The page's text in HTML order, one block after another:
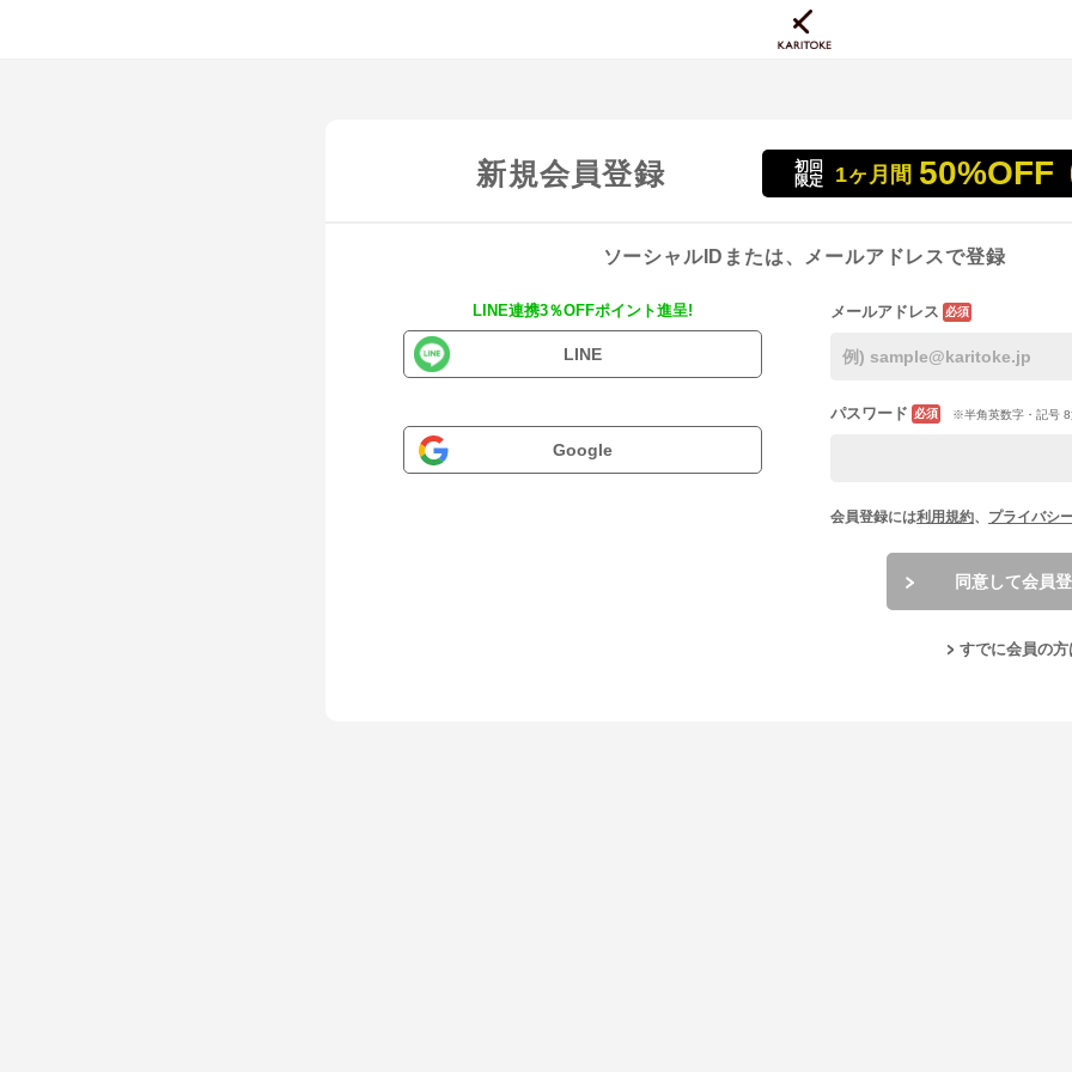
新規会員登録
初回
限定
1ヶ月間 50%OFF
ソーシャルIDまたは、メールアドレスで登録
LINE連携3％OFFポイント進呈!
LINE
Google
メールアドレス 必須
パスワード 必須 ※半角英数字・記号 8
会員登録には利用規約、 プライバシ
同意して会員
すでに会員の方